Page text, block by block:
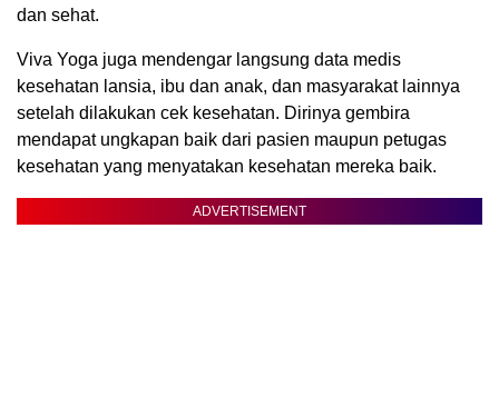
dan sehat.
Viva Yoga juga mendengar langsung data medis
kesehatan lansia, ibu dan anak, dan masyarakat lainnya
setelah dilakukan cek kesehatan. Dirinya gembira
mendapat ungkapan baik dari pasien maupun petugas
kesehatan yang menyatakan kesehatan mereka baik.
ADVERTISEMENT